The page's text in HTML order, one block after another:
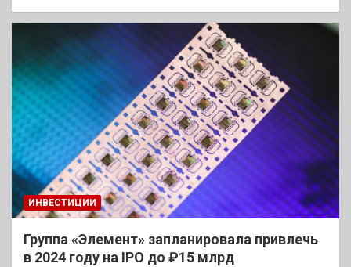
ИНВЕСТИЦИИ
Группа «Элемент» запланировала привлечь
в 2024 году на IPO до ₽15 млрд